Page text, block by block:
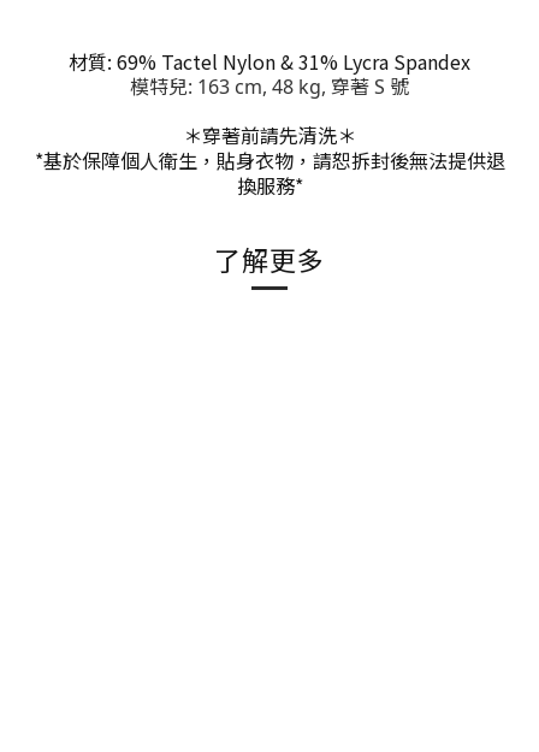
材質: 69% Tactel Nylon & 31% Lycra Spandex
模特兒: 163 cm, 48 kg, 穿著 S 號
＊穿著前請先清洗＊
*基於保障個人衛生，貼身衣物，請恕拆封後無法提供退
換服務*
了解更多